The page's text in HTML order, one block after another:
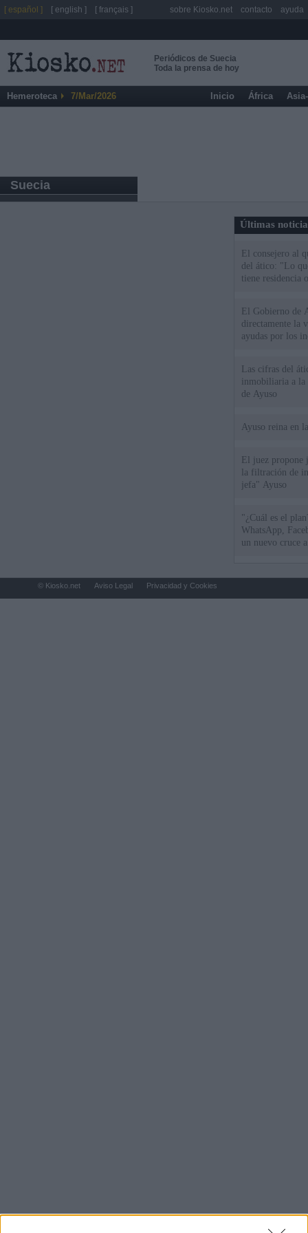
Periódicos de Suecia
Toda la prensa de hoy
Hemeroteca 7/Mar/2026 Inicio África
Suecia
Últimas
El consejero al
del ático: "Lo
tiene residencia
El Gobierno de
directamente la
ayudas por los
Las cifras del
inmobiliaria a la
de Ayuso
Ayuso reina en
El juez propone
la filtración de
jefa" Ayuso
"¿Cuál es el
WhatsApp,
un nuevo cruce
[ español ] [ english ] [ français ] sobre Kiosko.net contacto ayuda
© Kiosko.net Aviso Legal Privacidad y Cookies